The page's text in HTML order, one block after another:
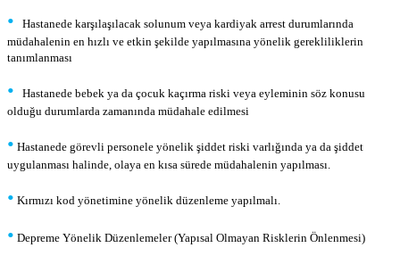
•
Hastanede karşılaşılacak solunum veya kardiyak arrest durumlarında
müdahalenin en hızlı ve etkin şekilde yapılmasına yönelik gerekliliklerin
tanımlanması
•
Hastanede bebek ya da çocuk kaçırma riski veya eyleminin söz konusu
olduğu durumlarda zamanında müdahale edilmesi
• Hastanede görevli personele yönelik şiddet riski varlığında ya da şiddet
uygulanması halinde, olaya en kısa sürede müdahalenin yapılması.
• Kırmızı kod yönetimine yönelik düzenleme yapılmalı.
• Depreme Yönelik Düzenlemeler (Yapısal Olmayan Risklerin Önlenmesi)